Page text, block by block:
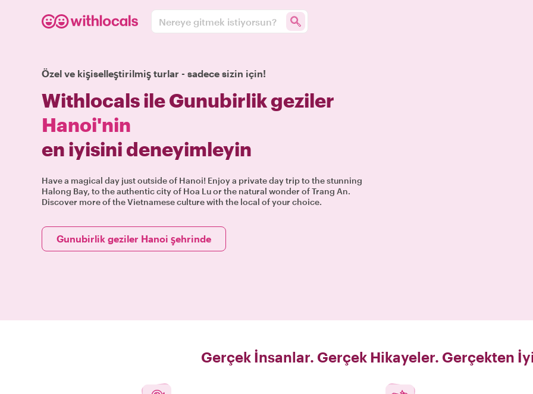
Nereye gitmek istiyorsun?
Özel ve kişiselleştirilmiş turlar - sadece sizin için!
Withlocals ile Gunubirlik geziler
Hanoi'nin
en iyisini deneyimleyin
Have a magical day just outside of Hanoi! Enjoy a private day trip to the stunning
Halong Bay, to the authentic city of Hoa Lu or the natural wonder of Trang An.
Discover more of the Vietnamese culture with the local of your choice.
Gunubirlik geziler Hanoi şehrinde
Gerçek İnsanlar. Gerçek Hikayeler. Gerçekten